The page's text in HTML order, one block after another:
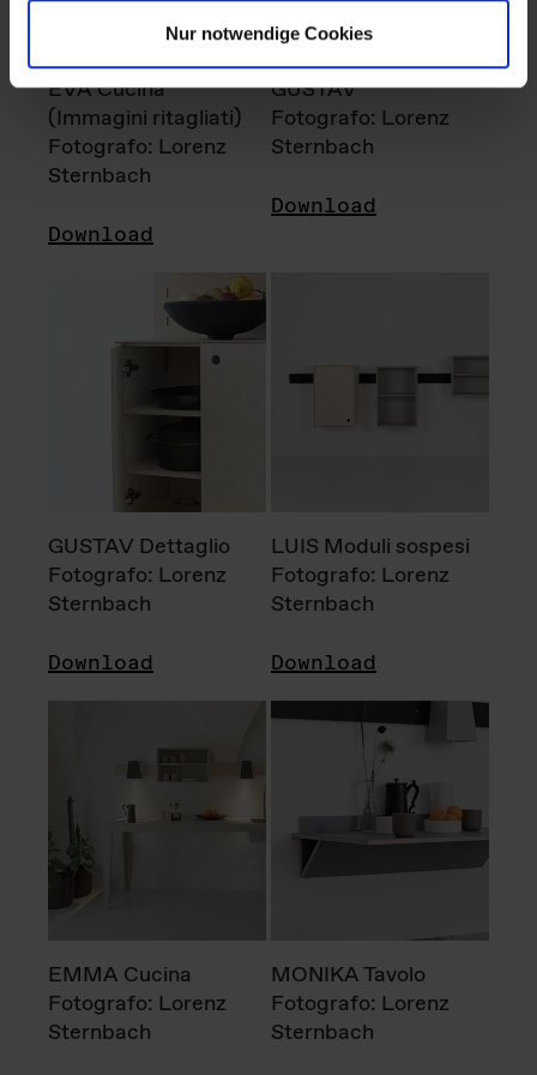
Nur notwendige Cookies
EVA Cucina
(Immagini ritagliati)
Fotografo: Lorenz
Sternbach
Download
GUSTAV
Fotografo: Lorenz
Sternbach
Download
GUSTAV Dettaglio
Fotografo: Lorenz
Sternbach
Download
LUIS Moduli sospesi
Fotografo: Lorenz
Sternbach
Download
EMMA Cucina
Fotografo: Lorenz
Sternbach
MONIKA Tavolo
Fotografo: Lorenz
Sternbach